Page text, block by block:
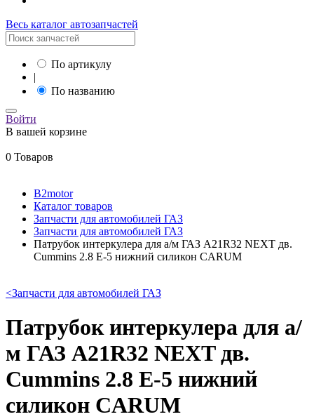
Весь каталог автозапчастей
По артикулу
|
По названию
Войти
В вашей корзине
0 Товаров
B2motor
Каталог товаров
Запчасти для автомобилей ГАЗ
Запчасти для автомобилей ГАЗ
Патрубок интеркулера для а/м ГАЗ A21R32 NEXT дв.
Cummins 2.8 Е-5 нижний силикон CARUM
<Запчасти для автомобилей ГАЗ
Патрубок интеркулера для а/
м ГАЗ A21R32 NEXT дв.
Cummins 2.8 Е-5 нижний
силикон CARUM